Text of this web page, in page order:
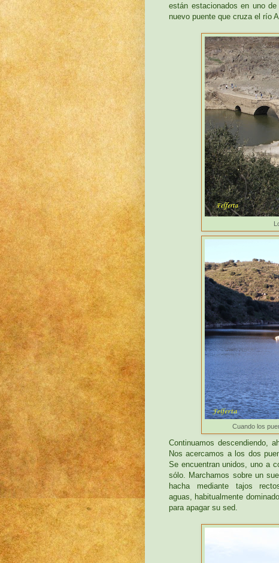
están estacionados en uno
nuevo puente que cruza el río
Cuando los
Continuamos descendiendo,
Nos acercamos a los dos
Se encuentran unidos, uno a
sólo. Marchamos sobre un
hacha mediante tajos
aguas, habitualmente
para apagar su sed.